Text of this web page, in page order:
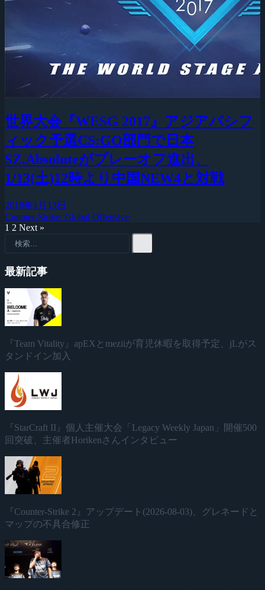
世界大会『WESG 2017』アジアパシフ
ィック予選CS:GO部門で日本
SZ.Absoluteがプレーオフ進出、
1/13(土)12時より中国NEW4と対戦
2018年1月13日
Counter-Strike: Global Offensive
1 2 Next »
最新記事
『Team Vitality』apEXとmeziiが育児休暇を取得予定、jLがス
タンドイン加入
『StarCraft II』個人主催大会「Legacy Weekly Japan」開催500
回突破、主催者Horikenさんインタビュー
『Counter-Strike 2』アップデート(2026-08-03)、グレネードと
マップの不具合修正